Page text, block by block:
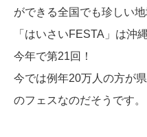
ができる全国でも珍しい地
「はいさいFESTA」は沖
今年で第21回！
今では例年20万人の方が
のフェスなのだそうです。